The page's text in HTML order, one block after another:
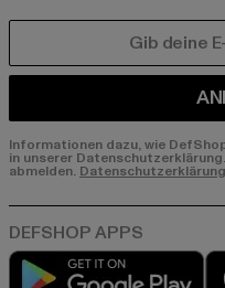
Informationen dazu, wie
in unserer
abmelden.